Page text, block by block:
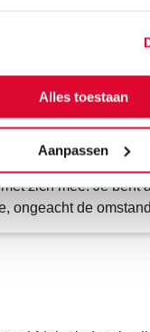
Alles toestaan
Aanpassen
de kust is
maar een
booreiland,
zich mee. Je bent
ongeacht de
presteren. Denk aan
die speciaal zijn
omgeving.